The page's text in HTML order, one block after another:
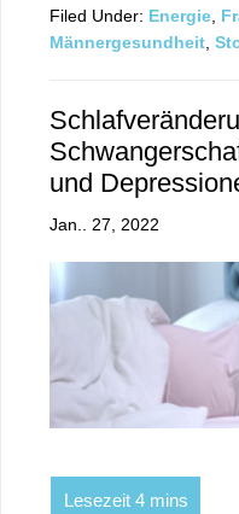
Filed Under: Energie
Männergesundheit
und
Jan.. 27, 2022